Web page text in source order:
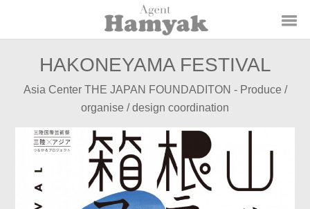
HAKONEYAMA FESTIVAL
Asia Center THE JAPAN FOUNDADITON - Produce /
organise / design coordination